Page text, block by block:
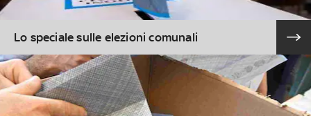
Lo speciale sulle elezioni comunali